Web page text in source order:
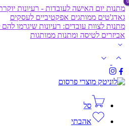
מתנות יום האישה לעובדות - רעיונות
גאדג'טים ממותגים אפקטיביים לעסקים
מתנות לצוות עובדים: רעיונות שיגרמו
אביזרים לטיסה ומתנות ממותגות
סל
אהבתי